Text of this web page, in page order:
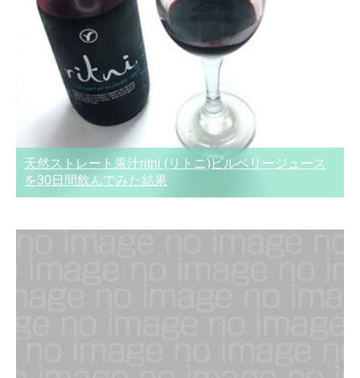
天然ストレート果汁ritni (リトニ)ビルベリージュース
を30日間飲んでみた結果